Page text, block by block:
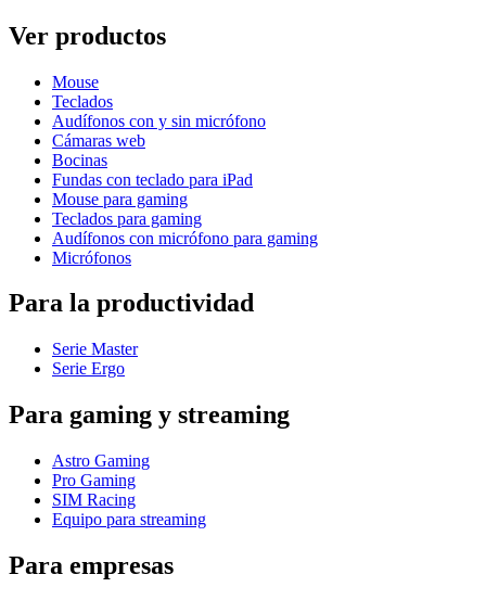
Ver productos
Mouse
Teclados
Audífonos con y sin micrófono
Cámaras web
Bocinas
Fundas con teclado para iPad
Mouse para gaming
Teclados para gaming
Audífonos con micrófono para gaming
Micrófonos
Para la productividad
Serie Master
Serie Ergo
Para gaming y streaming
Astro Gaming
Pro Gaming
SIM Racing
Equipo para streaming
Para empresas